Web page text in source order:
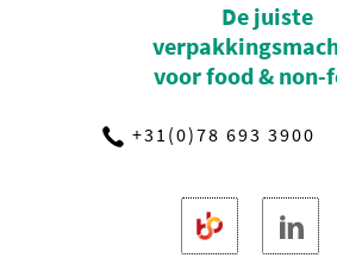
De juiste
voor food & non-
+31(0)78 693 3900